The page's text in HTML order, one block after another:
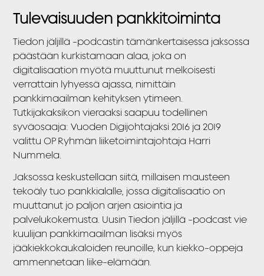
Tulevaisuuden pankkitoiminta
Tiedon jäljillä -podcastin tämänkertaisessa jaksossa
päästään kurkistamaan alaa, joka on
digitalisaation myötä muuttunut melkoisesti
verrattain lyhyessä ajassa, nimittäin
pankkimaailman kehityksen ytimeen.
Tutkijakaksikon vieraaksi saapuu todellinen
syväosaaja: Vuoden Digijohtajaksi 2016 ja 2019
valittu OP Ryhmän liiketoimintajohtaja Harri
Nummela.
Jaksossa keskustellaan siitä, millaisen mausteen
tekoäly tuo pankkialalle, jossa digitalisaatio on
muuttanut jo paljon arjen asiointia ja
palvelukokemusta. Uusin Tiedon jäljillä -podcast vie
kuulijan pankkimaailman lisäksi myös
jääkiekkokaukaloiden reunoille, kun kiekko-oppeja
ammennetaan liike-elämään.